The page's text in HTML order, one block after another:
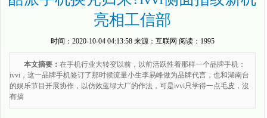
亮相工信部
时间： 2020-10-04 04:13:58来源： 互联网 阅读：1995
本文摘要： 在手机行业大转变以前，以前活跃性着那样一个品牌手机：
ivvi，这一品牌手机签订了那时候流量小生李易峰做为品牌代言，也和湖南台
的娱乐节目开展协作，以仿效蓝绿大厂的作法，可是ivvi只学得一点毛皮，沒
有搞